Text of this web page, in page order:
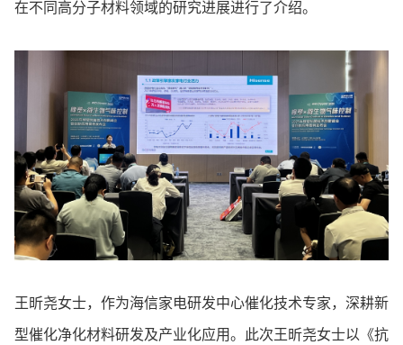
在不同高分子材料领域的研究进展进行了介绍。
王昕尧女士，作为海信家电研发中心催化技术专家，深耕新
型催化净化材料研发及产业化应用。此次王昕尧女士以《抗